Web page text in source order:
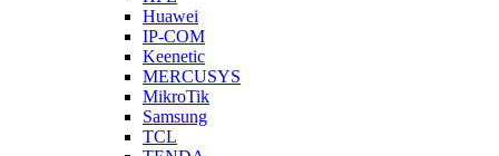
Huawei
IP-COM
Keenetic
MERCUSYS
MikroTik
Samsung
TCL